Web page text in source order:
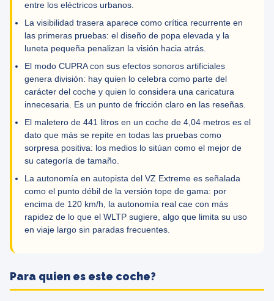
entre los eléctricos urbanos.
La visibilidad trasera aparece como crítica recurrente en
las primeras pruebas: el diseño de popa elevada y la
luneta pequeña penalizan la visión hacia atrás.
El modo CUPRA con sus efectos sonoros artificiales
genera división: hay quien lo celebra como parte del
carácter del coche y quien lo considera una caricatura
innecesaria. Es un punto de fricción claro en las reseñas.
El maletero de 441 litros en un coche de 4,04 metros es el
dato que más se repite en todas las pruebas como
sorpresa positiva: los medios lo sitúan como el mejor de
su categoría de tamaño.
La autonomía en autopista del VZ Extreme es señalada
como el punto débil de la versión tope de gama: por
encima de 120 km/h, la autonomía real cae con más
rapidez de lo que el WLTP sugiere, algo que limita su uso
en viaje largo sin paradas frecuentes.
Para quien es este coche?